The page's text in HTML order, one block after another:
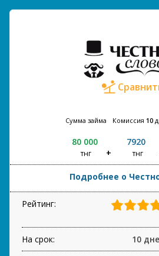
Сумма займа
80 000
тнг
Комиссия 10
7920
тнг
Подробнее о
Рейтинг:
На срок: 10